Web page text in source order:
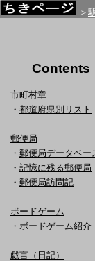
＞
Contents
市町村章
・ 都道府県別リスト
郵便局
・ 郵便局データベー
・ 記憶に残る郵便局
・ 郵便局訪問記
ボードゲーム
・ ボードゲーム紹介
戯言（日記）